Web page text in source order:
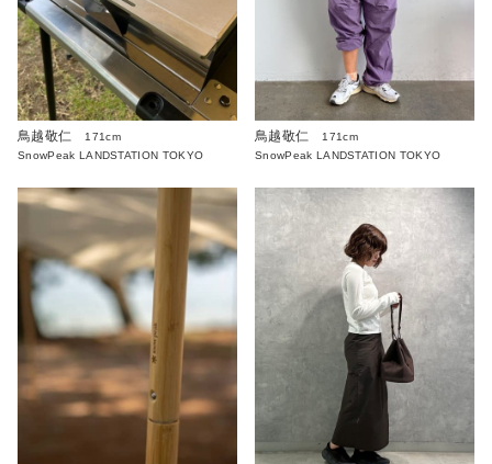
鳥越敬仁
171cm
SnowPeak LANDSTATION TOKYO
鳥越敬仁
171cm
SnowPeak LANDSTATION TOKYO